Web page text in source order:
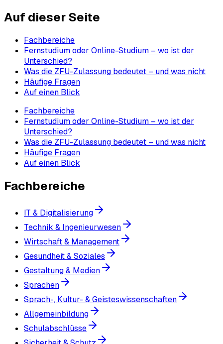
Auf dieser Seite
Fachbereiche
Fernstudium oder Online-Studium – wo ist der
Unterschied?
Was die ZFU-Zulassung bedeutet – und was nicht
Häufige Fragen
Auf einen Blick
Fachbereiche
Fernstudium oder Online-Studium – wo ist der
Unterschied?
Was die ZFU-Zulassung bedeutet – und was nicht
Häufige Fragen
Auf einen Blick
Fachbereiche
IT & Digitalisierung
Technik & Ingenieurwesen
Wirtschaft & Management
Gesundheit & Soziales
Gestaltung & Medien
Sprachen
Sprach-, Kultur- & Geisteswissenschaften
Allgemeinbildung
Schulabschlüsse